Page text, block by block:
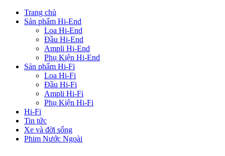
Trang chủ
Sản phẩm Hi-End
Loa Hi-End
Đầu Hi-End
Ampli Hi-End
Phụ Kiện Hi-End
Sản phẩm Hi-Fi
Loa Hi-Fi
Đầu Hi-Fi
Ampli Hi-Fi
Phụ Kiện Hi-Fi
Hi-Fi
Tin tức
Xe và đời sống
Phim Nước Ngoài